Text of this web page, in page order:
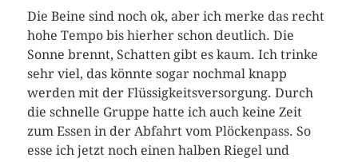
Die Beine sind noch ok, aber ich merke das recht
hohe Tempo bis hierher schon deutlich. Die
Sonne brennt, Schatten gibt es kaum. Ich trinke
sehr viel, das könnte sogar nochmal knapp
werden mit der Flüssigkeitsversorgung. Durch
die schnelle Gruppe hatte ich auch keine Zeit
zum Essen in der Abfahrt vom Plöckenpass. So
esse ich jetzt noch einen halben Riegel und